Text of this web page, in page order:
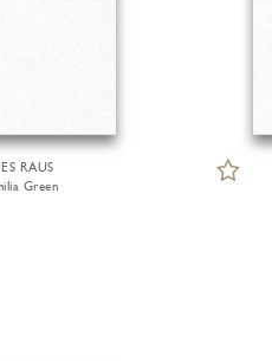
RAUS
Green